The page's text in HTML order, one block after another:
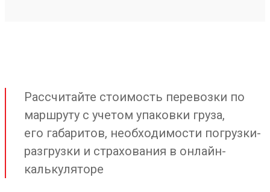
Рассчитайте стоимость перевозки по
маршруту с учетом упаковки груза,
его габаритов, необходимости погрузки-
разгрузки и страхования в онлайн-
калькуляторе